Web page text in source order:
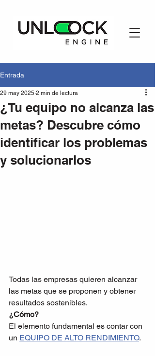
Entrada
¿Tu equipo no alcanza las
metas? Descubre cómo
identificar los problemas
y solucionarlos
29 may 2025 2 min de lectura
Todas las empresas quieren alcanzar
las metas que se proponen y obtener
resultados sostenibles.
¿Cómo?
El elemento fundamental es contar con
un EQUIPO DE ALTO RENDIMIENTO.